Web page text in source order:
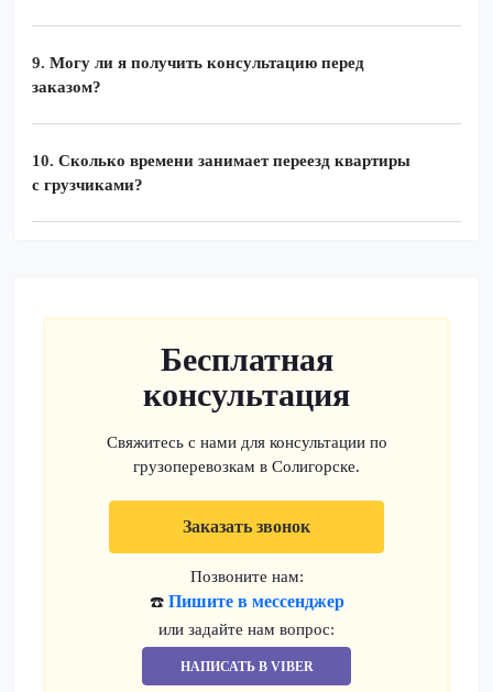
9. Могу ли я получить консультацию перед
заказом?
10. Сколько времени занимает переезд квартиры
с грузчиками?
Бесплатная
консультация
Свяжитесь с нами для консультации по
грузоперевозкам в Солигорске.
Заказать звонок
Позвоните нам:
☎️ Пишите в мессенджер
или задайте нам вопрос:
НАПИСАТЬ В VIBER